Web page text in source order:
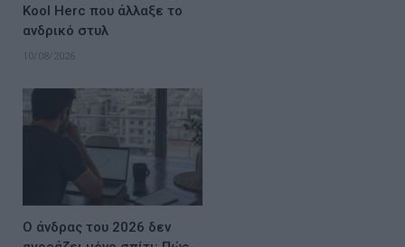
Kool Herc που άλλαξε το
ανδρικό στυλ
10/08/2026
Ο άνδρας του 2026 δεν